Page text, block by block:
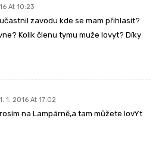
At 10:23
zavodu kde se mam přihlasit?
Kolik členu tymu muže lovyt? Díky
1. 2016 At 17:02
na Lampárně,a tam můžete lovYt